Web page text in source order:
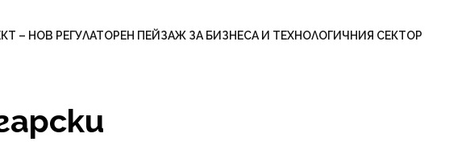
– НОВ РЕГУЛАТОРЕН ПЕЙЗАЖ ЗА БИЗНЕСА И ТЕХНОЛОГИЧНИЯ СЕКТОР